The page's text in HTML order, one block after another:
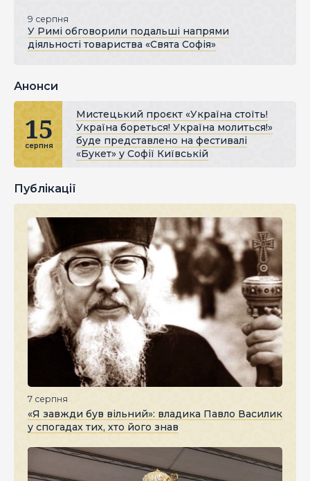
9 серпня
У Римі обговорили подальші напрями
діяльності товариства «Свята Софія»
Анонси
15
серпня
Мистецький проєкт «Україна стоїть!
Україна бореться! Україна молиться!»
буде представлено на фестивалі
«Букет» у Софії Київській
Публікації
7 серпня
«Я завжди був вільний»: владика Павло Василик
у спогадах тих, хто його знав